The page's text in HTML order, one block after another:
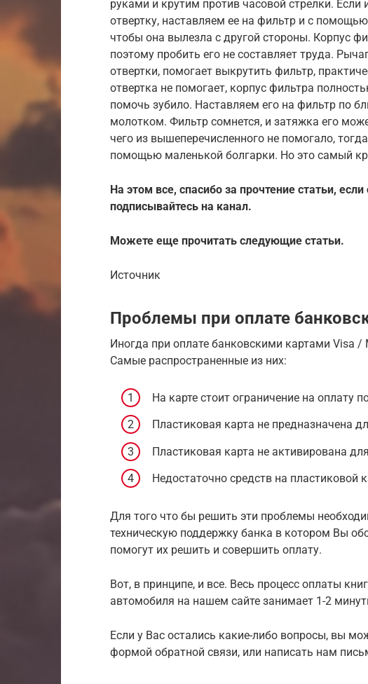
руками и крутим против часовой стрелки.
отвертку, наставляем ее на фильтр и с
чтобы она вылезла с другой стороны. Корпус
поэтому пробить его не составляет труда.
отвертки, помогает выкрутить фильтр,
отвертка не помогает, корпус фильтра
помочь зубило. Наставляем его на фильтр по
молотком. Фильтр сомнется, и затяжка его
чего из вышеперечисленного не помогало,
помощью маленькой болгарки. Но это самый
На этом все, спасибо за прочтение статьи,
подписывайтесь на канал.
Можете еще прочитать следующие статьи.
Источник
Проблемы при оплате
Иногда при оплате банковскими картами Visa /
Самые распространенные из них:
На карте стоит ограничение на оплату
Пластиковая карта не предназначена
Пластиковая карта не активирована
Недостаточно средств на пластиковой
Для того что бы решить эти проблемы
техническую поддержку банка в котором Вы
помогут их решить и совершить оплату.
Вот, в принципе, и все. Весь процесс оплаты
автомобиля на нашем сайте занимает 1-2
Если у Вас остались какие-либо вопросы, вы
формой обратной связи, или написать нам